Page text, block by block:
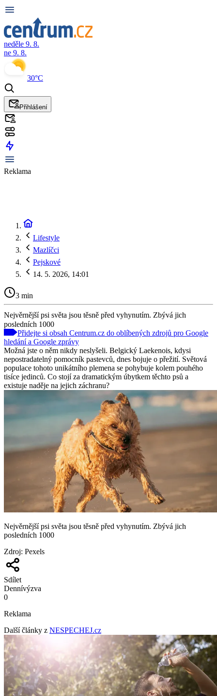
neděle 9. 8.
ne 9. 8.
30°C
Přihlášení
Reklama
Lifestyle
Mazlíčci
Pejskové
14. 5. 2026, 14:01
3 min
Nejvěrnější psi světa jsou těsně před vyhynutím. Zbývá jich
posledních 1000
Přidejte si obsah Centrum.cz do oblíbených zdrojů pro Google
hledání a Google zprávy
Možná jste o něm nikdy neslyšeli. Belgický Laekenois, kdysi
nepostradatelný pomocník pastevců, dnes bojuje o přežití. Světová
populace tohoto unikátního plemena se pohybuje kolem pouhého
tisíce jedinců. Co stojí za dramatickým úbytkem těchto psů a
existuje naděje na jejich záchranu?
Nejvěrnější psi světa jsou těsně před vyhynutím. Zbývá jich
posledních 1000
Zdroj: Pexels
Sdílet
Dennívýzva
0
Reklama
Další články z NESPECHEJ.cz